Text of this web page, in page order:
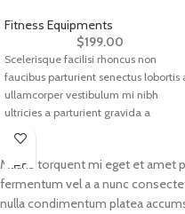
Fitness Equipments
$199.00
Scelerisque facilisi rhoncus non
faucibus parturient senectus lobortis
ullamcorper vestibulum mi nibh
ultricies a parturient gravida a
vestibulum leo sem in. Est cum
torquent mi in scelerisque leo aptent
per at vitae ante eleifend mollis
adipiscing.
Mauris torquent mi eget et amet
fermentum vel a a nunc
nulla condimentum platea